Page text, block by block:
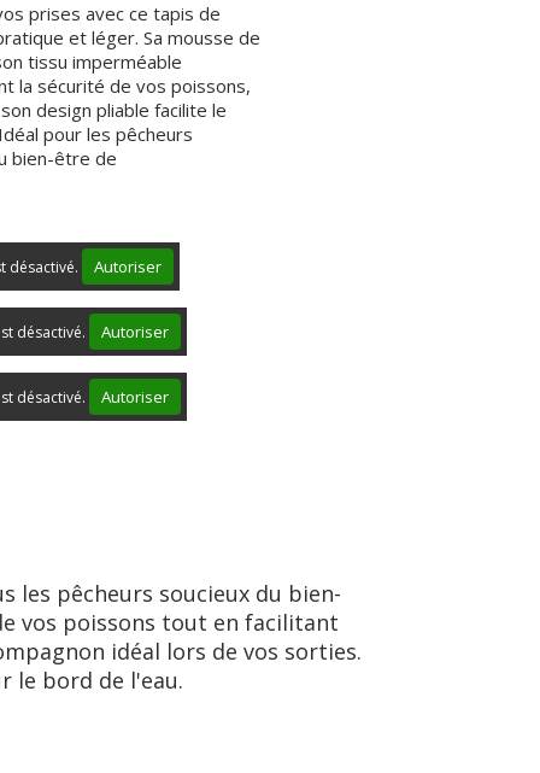
prises avec ce tapis de
et léger. Sa mousse de
tissu imperméable
la sécurité de vos poissons,
design pliable facilite le
pour les pêcheurs
bien-être de
désactivé. Autoriser
désactivé. Autoriser
désactivé. Autoriser
les pêcheurs soucieux du bien-
vos poissons tout en facilitant
idéal lors de vos sorties.
le bord de l'eau.